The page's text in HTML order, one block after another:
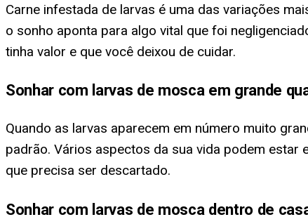
Carne infestada de larvas é uma das variações
o sonho aponta para algo vital que foi
tinha valor e que você deixou de cuidar.
Sonhar com larvas de mosca em grande
Quando as larvas aparecem em número muito
padrão. Vários aspectos da sua vida podem estar
que precisa ser descartado.
Sonhar com larvas de mosca dentro de